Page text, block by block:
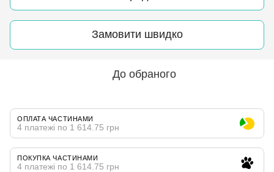
Замовити швидко
До обраного
ОПЛАТА ЧАСТИНАМИ
4 платежі по 1 614.75 грн
ПОКУПКА ЧАСТИНАМИ
4 платежі по 1 614.75 грн